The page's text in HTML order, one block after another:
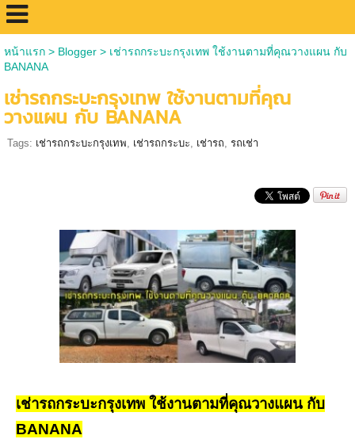
หน้าแรก> Blogger> เช่ารถกระบะกรุงเทพ ใช้งานตามที่คุณวางแผน กับ
BANANA
เช่ารถกระบะกรุงเทพ ใช้งานตามที่คุณ
วางแผน กับ BANANA
Tags: เช่ารถกระบะกรุงเทพ, เช่ารถกระบะ, เช่ารถ, รถเช่า
เช่ารถกระบะกรุงเทพ ใช้งานตามที่คุณวางแผน กับ
BANANA